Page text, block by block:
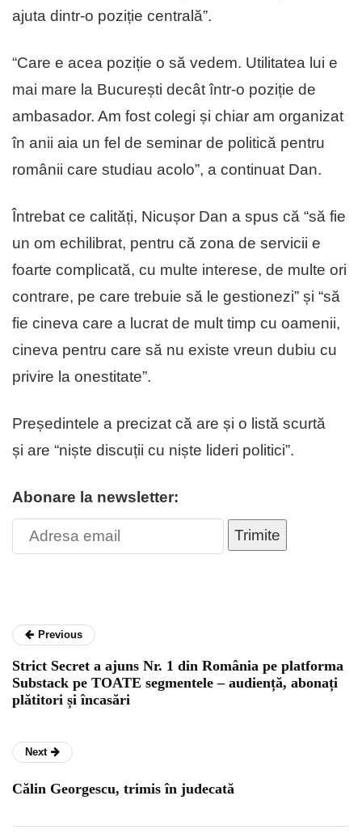
ajuta dintr-o poziție centrală”.
“Care e acea poziție o să vedem. Utilitatea lui e
mai mare la București decât într-o poziție de
ambasador. Am fost colegi și chiar am organizat
în anii aia un fel de seminar de politică pentru
românii care studiau acolo”, a continuat Dan.
Întrebat ce calități, Nicușor Dan a spus că “să fie
un om echilibrat, pentru că zona de servicii e
foarte complicată, cu multe interese, de multe ori
contrare, pe care trebuie să le gestionezi” și “să
fie cineva care a lucrat de mult timp cu oamenii,
cineva pentru care să nu existe vreun dubiu cu
privire la onestitate”.
Președintele a precizat că are și o listă scurtă
și are “niște discuții cu niște lideri politici”.
Abonare la newsletter:
Trimite
Previous
Strict Secret a ajuns Nr. 1 din România pe platforma
Substack pe TOATE segmentele – audiență, abonați
plătitori și încasări
Next
Călin Georgescu, trimis în judecată